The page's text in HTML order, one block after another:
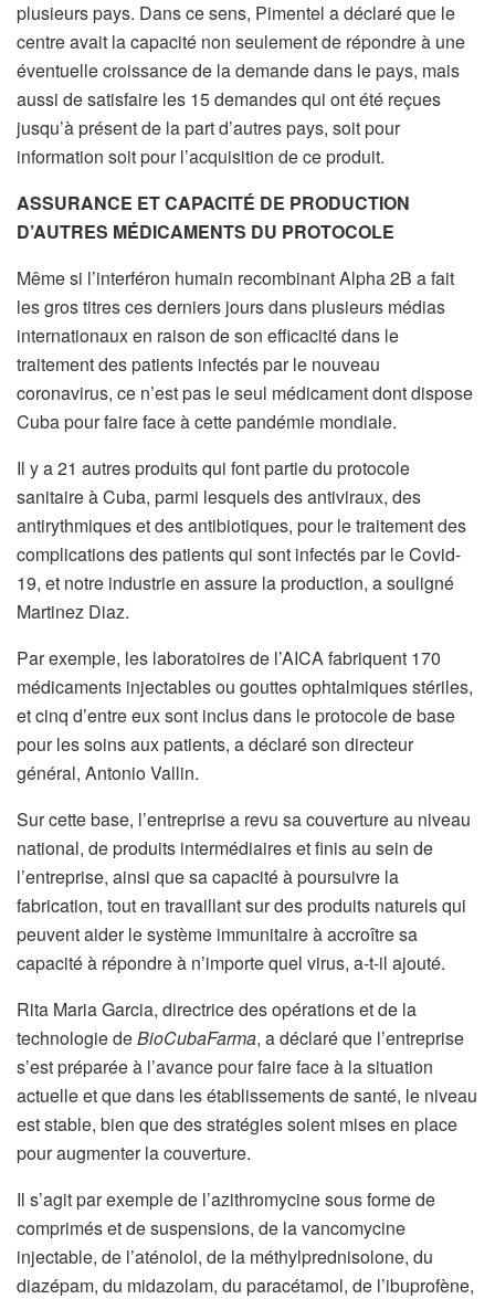
plusieurs pays. Dans ce sens, Pimentel a déclaré que le
centre avait la capacité non seulement de répondre à une
éventuelle croissance de la demande dans le pays, mais
aussi de satisfaire les 15 demandes qui ont été reçues
jusqu’à présent de la part d’autres pays, soit pour
information soit pour l’acquisition de ce produit.
ASSURANCE ET CAPACITÉ DE PRODUCTION
D’AUTRES MÉDICAMENTS DU PROTOCOLE
Même si l’interféron humain recombinant Alpha 2B a fait
les gros titres ces derniers jours dans plusieurs médias
internationaux en raison de son efficacité dans le
traitement des patients infectés par le nouveau
coronavirus, ce n’est pas le seul médicament dont dispose
Cuba pour faire face à cette pandémie mondiale.
Il y a 21 autres produits qui font partie du protocole
sanitaire à Cuba, parmi lesquels des antiviraux, des
antirythmiques et des antibiotiques, pour le traitement des
complications des patients qui sont infectés par le Covid-
19, et notre industrie en assure la production, a souligné
Martinez Diaz.
Par exemple, les laboratoires de l’AICA fabriquent 170
médicaments injectables ou gouttes ophtalmiques stériles,
et cinq d’entre eux sont inclus dans le protocole de base
pour les soins aux patients, a déclaré son directeur
général, Antonio Vallin.
Sur cette base, l’entreprise a revu sa couverture au niveau
national, de produits intermédiaires et finis au sein de
l’entreprise, ainsi que sa capacité à poursuivre la
fabrication, tout en travaillant sur des produits naturels qui
peuvent aider le système immunitaire à accroître sa
capacité à répondre à n’importe quel virus, a-t-il ajouté.
Rita Maria Garcia, directrice des opérations et de la
technologie deBioCubaFarma, a déclaré que l’entreprise
s’est préparée à l’avance pour faire face à la situation
actuelle et que dans les établissements de santé, le niveau
est stable, bien que des stratégies soient mises en place
pour augmenter la couverture.
Il s’agit par exemple de l’azithromycine sous forme de
comprimés et de suspensions, de la vancomycine
injectable, de l’aténolol, de la méthylprednisolone, du
diazépam, du midazolam, du paracétamol, de l’ibuprofène,